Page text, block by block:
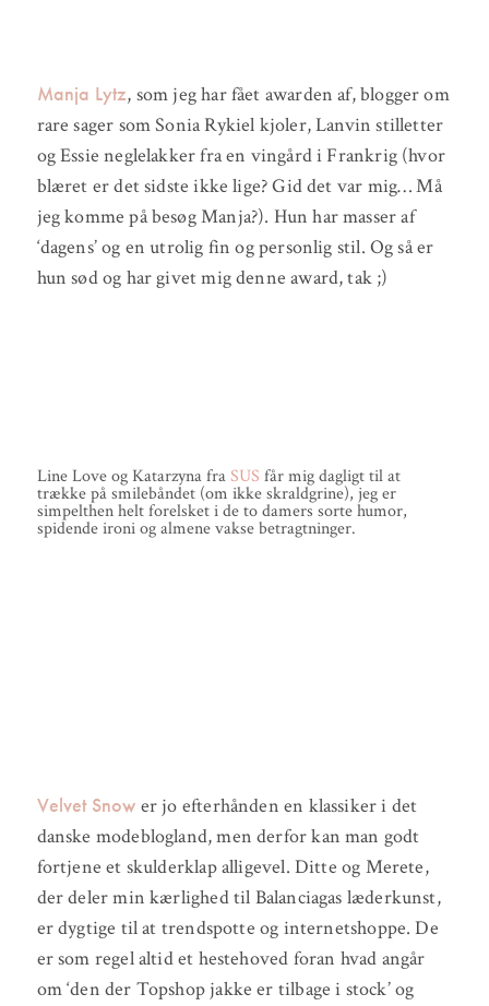
Manja Lytz, som jeg har fået awarden af, blogger om
rare sager som Sonia Rykiel kjoler, Lanvin stilletter
og Essie neglelakker fra en vingård i Frankrig (hvor
blæret er det sidste ikke lige? Gid det var mig… Må
jeg komme på besøg Manja?). Hun har masser af
‘dagens’ og en utrolig fin og personlig stil. Og så er
hun sød og har givet mig denne award, tak ;)
Line Love og Katarzyna fraSUS får mig dagligt til at
trække på smilebåndet (om ikke skraldgrine), jeg er
simpelthen helt forelsket i de to damers sorte humor,
spidende ironi og almene vakse betragtninger.
Velvet Snow er jo efterhånden en klassiker i det
danske modeblogland, men derfor kan man godt
fortjene et skulderklap alligevel. Ditte og Merete,
der deler min kærlighed til Balanciagas læderkunst,
er dygtige til at trendspotte og internetshoppe. De
er som regel altid et hestehoved foran hvad angår
om ‘den der Topshop jakke er tilbage i stock’ og